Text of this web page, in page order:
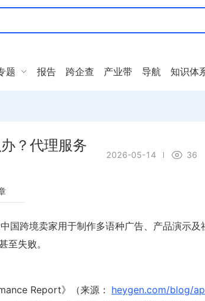
题 报告 跨企查 产业带 导航 知识体
？代理服务
2026-05-14 36
中国跨境卖家用于制作多语种广告、产品演示及
至失败。
Report》（来源： heygen.com/blog/